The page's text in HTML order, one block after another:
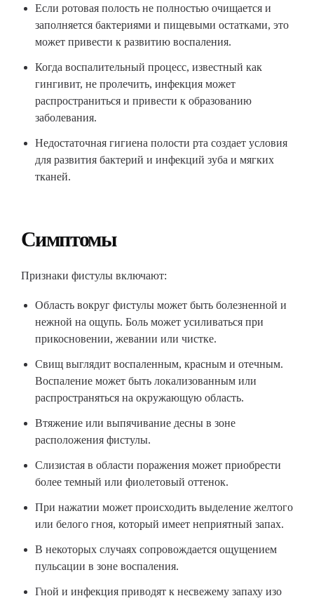
Если ротовая полость не полностью очищается и
заполняется бактериями и пищевыми остатками, это
может привести к развитию воспаления.
Когда воспалительный процесс, известный как
гингивит, не пролечить, инфекция может
распространиться и привести к образованию
заболевания.
Недостаточная гигиена полости рта создает условия
для развития бактерий и инфекций зуба и мягких
тканей.
Симптомы
Признаки фистулы включают:
Область вокруг фистулы может быть болезненной и
нежной на ощупь. Боль может усиливаться при
прикосновении, жевании или чистке.
Свищ выглядит воспаленным, красным и отечным.
Воспаление может быть локализованным или
распространяться на окружающую область.
Втяжение или выпячивание десны в зоне
расположения фистулы.
Слизистая в области поражения может приобрести
более темный или фиолетовый оттенок.
При нажатии может происходить выделение желтого
или белого гноя, который имеет неприятный запах.
В некоторых случаях сопровождается ощущением
пульсации в зоне воспаления.
Гной и инфекция приводят к несвежему запаху изо